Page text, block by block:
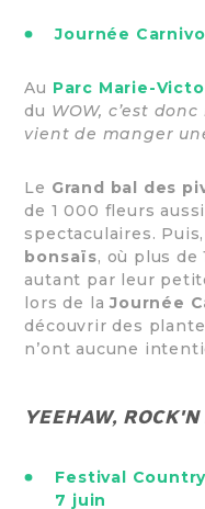
Journée
Au Parc Marie-
du WOW, c’est
vient de manger
Le Grand bal des
de 1 000 fleurs
spectaculaires.
bonsaïs, où plus
autant par leur
lors de laJournée
découvrir des
n’ont aucune
YEEHAW,
Festival
7 juin